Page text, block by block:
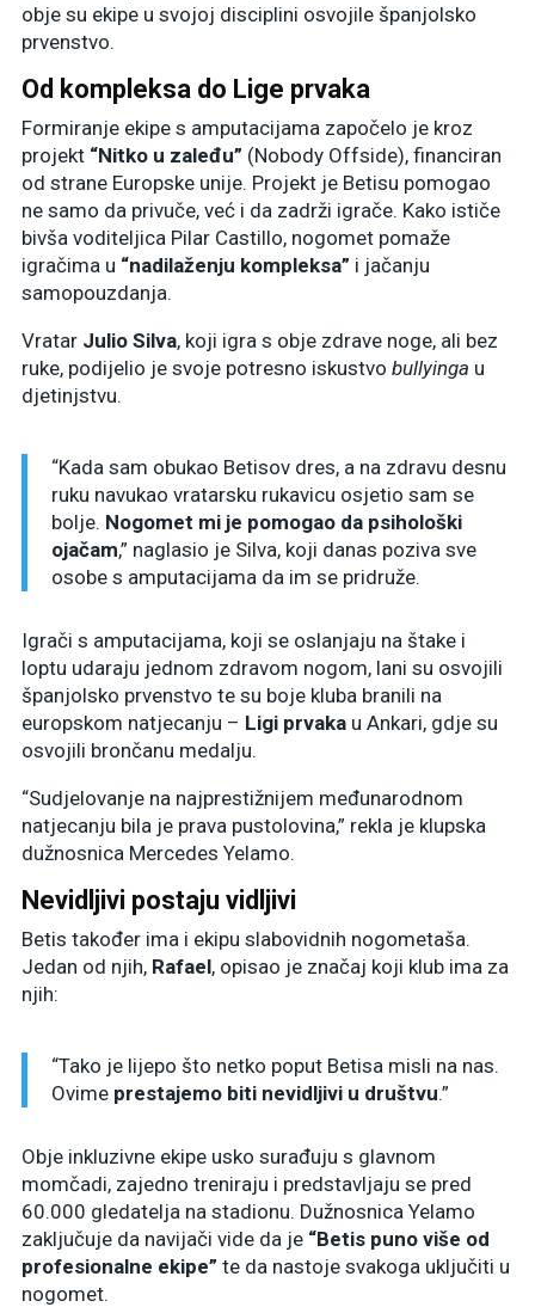
obje su ekipe u svojoj disciplini osvojile španjolsko
prvenstvo.
Od kompleksa do Lige prvaka
Formiranje ekipe s amputacijama započelo je kroz
projekt “Nitko u zaleđu” (Nobody Offside), financiran
od strane Europske unije. Projekt je Betisu pomogao
ne samo da privuče, već i da zadrži igrače. Kako ističe
bivša voditeljica Pilar Castillo, nogomet pomaže
igračima u “nadilaženju kompleksa” i jačanju
samopouzdanja.
Vratar Julio Silva, koji igra s obje zdrave noge, ali bez
ruke, podijelio je svoje potresno iskustvo bullyinga u
djetinjstvu.
“Kada sam obukao Betisov dres, a na zdravu desnu
ruku navukao vratarsku rukavicu osjetio sam se
bolje. Nogomet mi je pomogao da psihološki
ojačam,” naglasio je Silva, koji danas poziva sve
osobe s amputacijama da im se pridruže.
Igrači s amputacijama, koji se oslanjaju na štake i
loptu udaraju jednom zdravom nogom, lani su osvojili
španjolsko prvenstvo te su boje kluba branili na
europskom natjecanju – Ligi prvaka u Ankari, gdje su
osvojili brončanu medalju.
“Sudjelovanje na najprestižnijem međunarodnom
natjecanju bila je prava pustolovina,” rekla je klupska
dužnosnica Mercedes Yelamo.
Nevidljivi postaju vidljivi
Betis također ima i ekipu slabovidnih nogometaša.
Jedan od njih, Rafael, opisao je značaj koji klub ima za
njih:
“Tako je lijepo što netko poput Betisa misli na nas.
Ovime prestajemo biti nevidljivi u društvu.”
Obje inkluzivne ekipe usko surađuju s glavnom
momčadi, zajedno treniraju i predstavljaju se pred
60.000 gledatelja na stadionu. Dužnosnica Yelamo
zaključuje da navijači vide da je “Betis puno više od
profesionalne ekipe” te da nastoje svakoga uključiti u
nogomet.